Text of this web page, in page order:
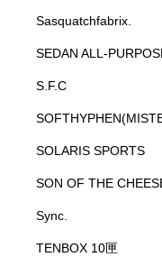
Sasquatchfabrix.
SEDAN ALL-
S.F.C
SOLARIS SPORTS
SON OF THE
Sync.
TENBOX 10匣